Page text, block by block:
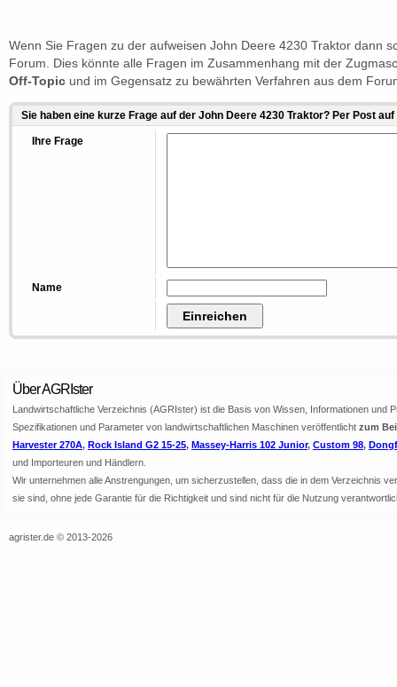
Wenn Sie Fragen zu der aufweisen John Deere 4230 Traktor dann
Forum. Dies könnte alle Fragen im Zusammenhang mit der
Off-Topic und im Gegensatz zu bewährten Verfahren aus dem
Sie haben eine kurze Frage auf der John Deere 4230 Traktor? Per Post
Ihre Frage
Name
Über AGRIster
Landwirtschaftliche Verzeichnis (AGRIster) ist die Basis von Wissen, Informationen
Spezifikationen und Parameter von landwirtschaftlichen Maschinen veröffentlicht zum
Harvester 270A, Rock Island G2 15-25, Massey-Harris 102 Junior, Custom 98,
und Importeuren und Händlern.
Wir unternehmen alle Anstrengungen, um sicherzustellen, dass die in dem Verzeichnis
sie sind, ohne jede Garantie für die Richtigkeit und sind nicht für die Nutzung
agrister.de © 2013-2026